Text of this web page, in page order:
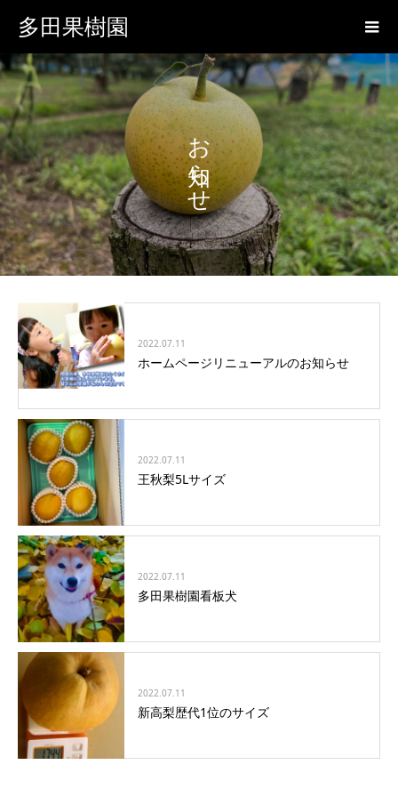
多田果樹園
お知らせ
2022.07.11
ホームページリニューアルのお知らせ
2022.07.11
王秋梨5Lサイズ
2022.07.11
多田果樹園看板犬
2022.07.11
新高梨歴代1位のサイズ